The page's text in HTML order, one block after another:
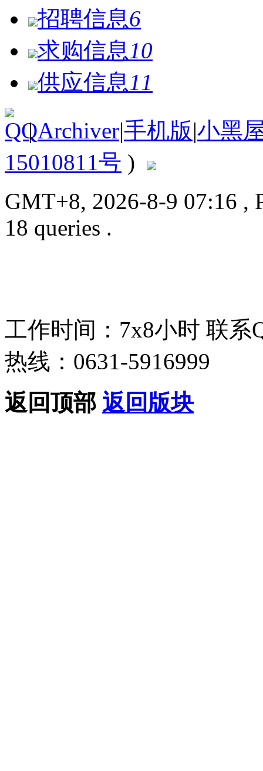
招聘信息6
求购信息 10
供应信息 11
| Archiver|手机版|小黑
15010811号 )
GMT+8, 2026-8-9 07:16 ,
18 queries .
工作时间：7x8小时 联系
热线：0631-5916999
返回顶部 返回版块